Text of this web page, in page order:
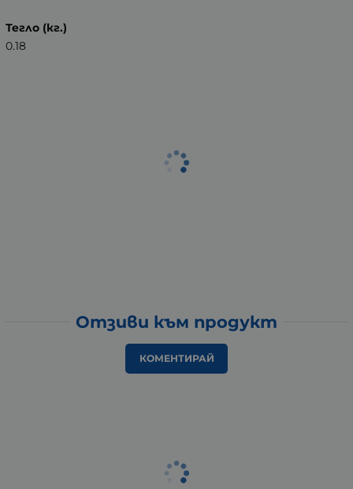
Тегло (кг.)
0.18
Отзиви към продукт
КОМЕНТИРАЙ